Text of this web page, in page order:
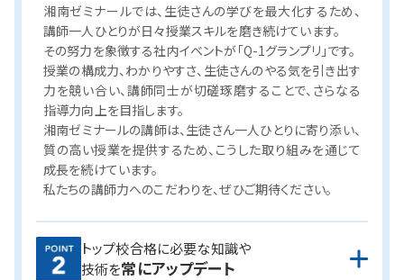
湘南ゼミナールでは、生徒さんの学びを最大化するため、
講師一人ひとりが日々授業スキルを磨き続けています。
その努力を象徴する社内イベントが「Q-1グランプリ」です。
授業の構成力、わかりやすさ、生徒さんのやる気を引き出す
力を競い合い、講師同士が切磋琢磨することで、さらなる
指導力向上を目指します。
湘南ゼミナールの講師は、生徒さん一人ひとりに寄り添い、
質の高い授業を提供するため、こうした取り組みを通じて
成長を続けています。
私たちの講師力へのこだわりを、ぜひご期待ください。
トップ校合格に必要な知識や
技術を常にアップデート
講師は模擬授業による有効な指導方法の研修はもちろん、
担当科目の最新課題への取り組みを原則毎週実施、さら